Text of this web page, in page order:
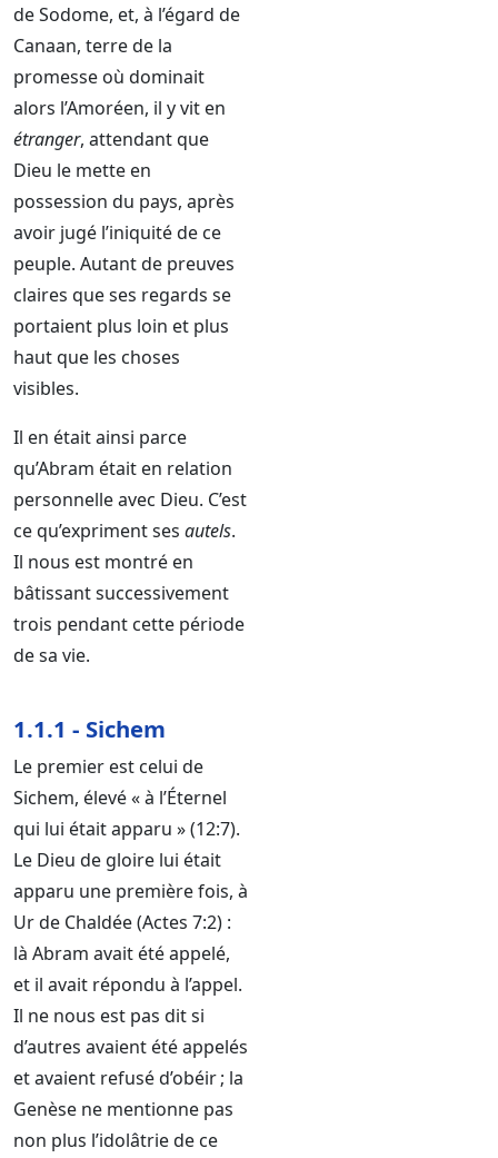
de Sodome, et, à l’égard de
Canaan, terre de la
promesse où dominait
alors l’Amoréen, il y vit en
étranger, attendant que
Dieu le mette en
possession du pays, après
avoir jugé l’iniquité de ce
peuple. Autant de preuves
claires que ses regards se
portaient plus loin et plus
haut que les choses
visibles.
Il en était ainsi parce
qu’Abram était en relation
personnelle avec Dieu. C’est
ce qu’expriment ses autels.
Il nous est montré en
bâtissant successivement
trois pendant cette période
de sa vie.
1.1.1 - Sichem
Le premier est celui de
Sichem, élevé « à l’Éternel
qui lui était apparu » (12:7).
Le Dieu de gloire lui était
apparu une première fois, à
Ur de Chaldée (Actes 7:2) :
là Abram avait été appelé,
et il avait répondu à l’appel.
Il ne nous est pas dit si
d’autres avaient été appelés
et avaient refusé d’obéir ; la
Genèse ne mentionne pas
non plus l’idolâtrie de ce